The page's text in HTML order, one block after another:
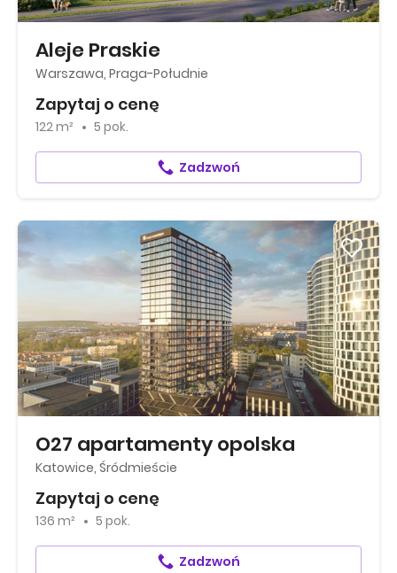
Aleje Praskie
Warszawa, Praga-Południe
Zapytaj o cenę
122 m² 5 pok.
Zadzwoń
O27 apartamenty opolska
Katowice, Śródmieście
Zapytaj o cenę
136 m² 5 pok.
Zadzwoń